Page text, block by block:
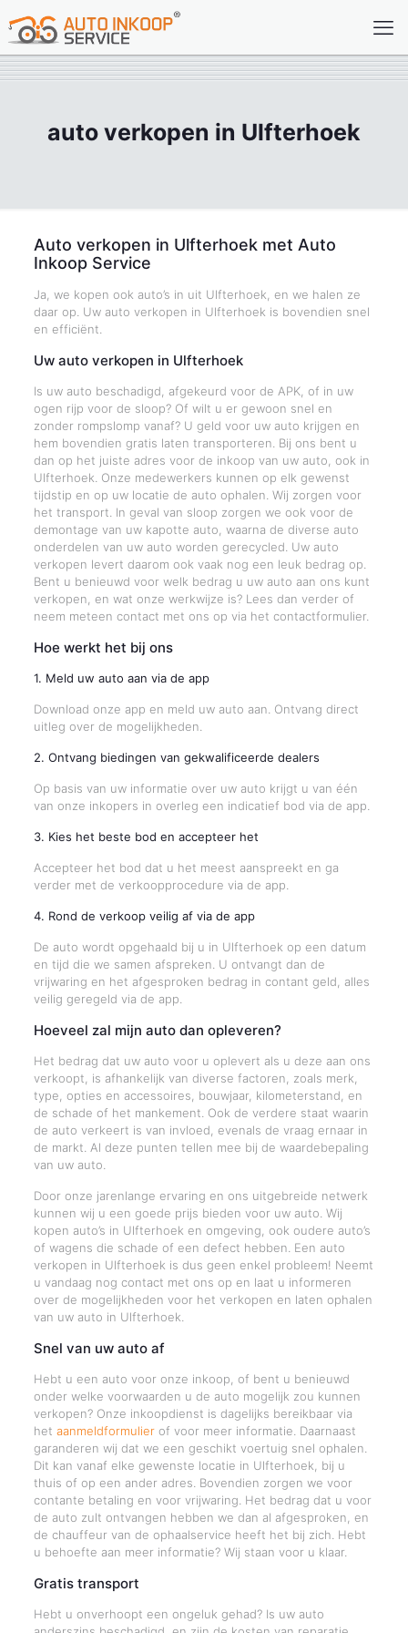
auto verkopen in Ulfterhoek
Auto verkopen in Ulfterhoek met Auto
Inkoop Service
Ja, we kopen ook auto’s in uit Ulfterhoek, en we halen ze
daar op. Uw auto verkopen in Ulfterhoek is bovendien snel
en efficiënt.
Uw auto verkopen in Ulfterhoek
Is uw auto beschadigd, afgekeurd voor de APK, of in uw
ogen rijp voor de sloop? Of wilt u er gewoon snel en
zonder rompslomp vanaf? U geld voor uw auto krijgen en
hem bovendien gratis laten transporteren. Bij ons bent u
dan op het juiste adres voor de inkoop van uw auto, ook in
Ulfterhoek. Onze medewerkers kunnen op elk gewenst
tijdstip en op uw locatie de auto ophalen. Wij zorgen voor
het transport. In geval van sloop zorgen we ook voor de
demontage van uw kapotte auto, waarna de diverse auto
onderdelen van uw auto worden gerecycled. Uw auto
verkopen levert daarom ook vaak nog een leuk bedrag op.
Bent u benieuwd voor welk bedrag u uw auto aan ons kunt
verkopen, en wat onze werkwijze is? Lees dan verder of
neem meteen contact met ons op via het contactformulier.
Hoe werkt het bij ons
1. Meld uw auto aan via de app
Download onze app en meld uw auto aan. Ontvang direct
uitleg over de mogelijkheden.
2. Ontvang biedingen van gekwalificeerde dealers
Op basis van uw informatie over uw auto krijgt u van één
van onze inkopers in overleg een indicatief bod via de app.
3. Kies het beste bod en accepteer het
Accepteer het bod dat u het meest aanspreekt en ga
verder met de verkoopprocedure via de app.
4. Rond de verkoop veilig af via de app
De auto wordt opgehaald bij u in Ulfterhoek op een datum
en tijd die we samen afspreken. U ontvangt dan de
vrijwaring en het afgesproken bedrag in contant geld, alles
veilig geregeld via de app.
Hoeveel zal mijn auto dan opleveren?
Het bedrag dat uw auto voor u oplevert als u deze aan ons
verkoopt, is afhankelijk van diverse factoren, zoals merk,
type, opties en accessoires, bouwjaar, kilometerstand, en
de schade of het mankement. Ook de verdere staat waarin
de auto verkeert is van invloed, evenals de vraag ernaar in
de markt. Al deze punten tellen mee bij de waardebepaling
van uw auto.
Door onze jarenlange ervaring en ons uitgebreide netwerk
kunnen wij u een goede prijs bieden voor uw auto. Wij
kopen auto’s in Ulfterhoek en omgeving, ook oudere auto’s
of wagens die schade of een defect hebben. Een auto
verkopen in Ulfterhoek is dus geen enkel probleem! Neemt
u vandaag nog contact met ons op en laat u informeren
over de mogelijkheden voor het verkopen en laten ophalen
van uw auto in Ulfterhoek.
Snel van uw auto af
Hebt u een auto voor onze inkoop, of bent u benieuwd
onder welke voorwaarden u de auto mogelijk zou kunnen
verkopen? Onze inkoopdienst is dagelijks bereikbaar via
het aanmeldformulierof voor meer informatie. Daarnaast
garanderen wij dat we een geschikt voertuig snel ophalen.
Dit kan vanaf elke gewenste locatie in Ulfterhoek, bij u
thuis of op een ander adres. Bovendien zorgen we voor
contante betaling en voor vrijwaring. Het bedrag dat u voor
de auto zult ontvangen hebben we dan al afgesproken, en
de chauffeur van de ophaalservice heeft het bij zich. Hebt
u behoefte aan meer informatie? Wij staan voor u klaar.
Gratis transport
Hebt u onverhoopt een ongeluk gehad? Is uw auto